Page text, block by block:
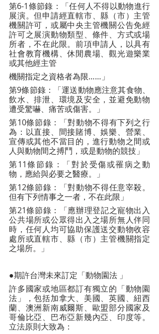
第6-1條節錄：「任何人不得以動物進行
展演。但申請經直轄市、縣（市）主管
機關許可，或屬中央主管機關公告免經
許可之展演動物類型、條件、方式或場
所者，不在此限。前項申請人，以具有
社會教育機構、休閒農場、觀光遊樂業
或其他經主管
機關指定之資格者為限……」
第9條節錄：「運送動物應注意其食物、
飲水、排泄、環境及安全，並避免動物
遭受驚嚇、痛苦或傷害。」
第10條節錄：「對動物不得有下列之行
為：以直接、間接賭博、娛樂、營業、
宣傳或其他不當目的，進行動物之間或
人與動物間之搏鬥，或是動物的競技」
第11條節錄：「對於受傷或罹病之動
物，應給與必要之醫療。」
第12條節錄：「對動物不得任意宰殺。
但有下列情事之一者，不在此限」
第21條節錄：「應辦理登記之寵物出入
公共場所或公眾得出入之場所無人伴同
時，任何人均可協助保護送交動物收容
處所或直轄市、縣（市）主管機關指定
之場所。」
●期許台灣未來訂定「動物園法 」
許多國家或地區都訂有獨立的「動物園
法」，包括加拿大、美國、英國、紐西
蘭、澳洲新南威爾斯、歐盟部分國家及
哥倫比亞、巴布亞新幾內亞、印度等。
立法原則大致為：